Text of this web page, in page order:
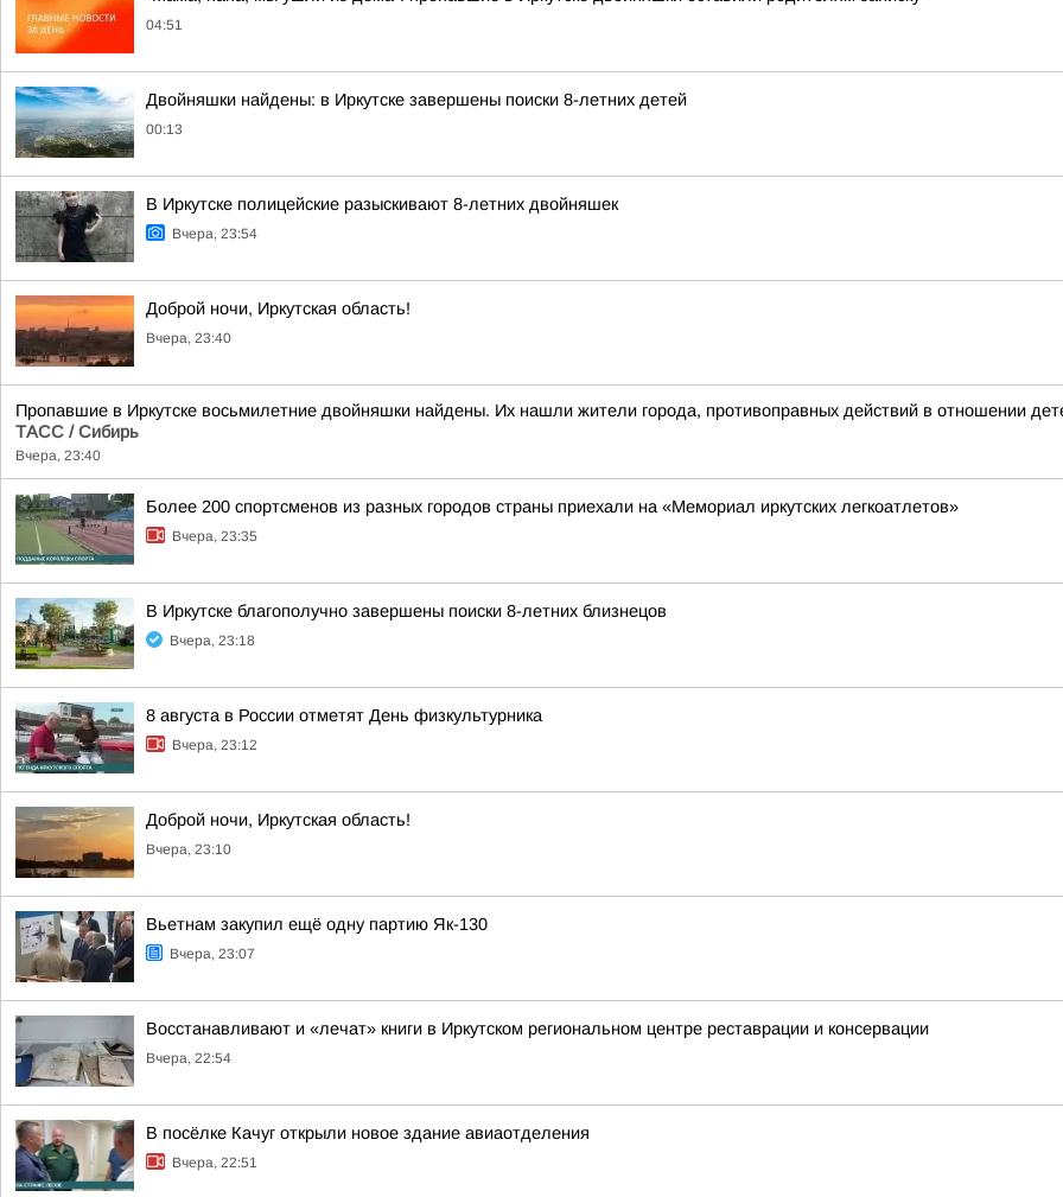
04:51
Двойняшки найдены: в Иркутске завершены поиски 8-летних детей
00:13
В Иркутске полицейские разыскивают 8-летних двойняшек
Вчера, 23:54
Доброй ночи, Иркутская область!
Вчера, 23:40
Пропавшие в Иркутске восьмилетние двойняшки найдены. Их нашли жители города, противоправных действий в отношении
ТАСС / Сибирь
Вчера, 23:40
Более 200 спортсменов из разных городов страны приехали на «Мемориал иркутских легкоатлетов»
Вчера, 23:35
В Иркутске благополучно завершены поиски 8-летних близнецов
Вчера, 23:18
8 августа в России отметят День физкультурника
Вчера, 23:12
Доброй ночи, Иркутская область!
Вчера, 23:10
Вьетнам закупил ещё одну партию Як-130
Вчера, 23:07
Восстанавливают и «лечат» книги в Иркутском региональном центре реставрации и консервации
Вчера, 22:54
В посёлке Качуг открыли новое здание авиаотделения
Вчера, 22:51